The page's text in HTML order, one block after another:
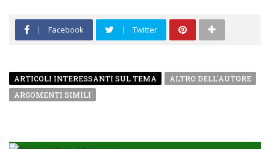
Facebook Twitter
ARTICOLI INTERESSANTI SUL TEMA
ALTRO DELL'AUTORE
ARGOMENTI SIMILI